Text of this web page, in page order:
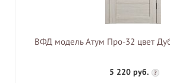
ВФД модель Атум Про-32 цвет
5 220 руб. ?